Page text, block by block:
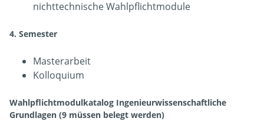
nichttechnische Wahlpflichtmodule
4. Semester
Masterarbeit
Kolloquium
Wahlpflichtmodulkatalog Ingenieurwissenschaftliche
Grundlagen (9 müssen belegt werden)